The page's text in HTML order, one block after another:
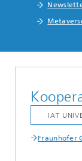
Fraunhofer